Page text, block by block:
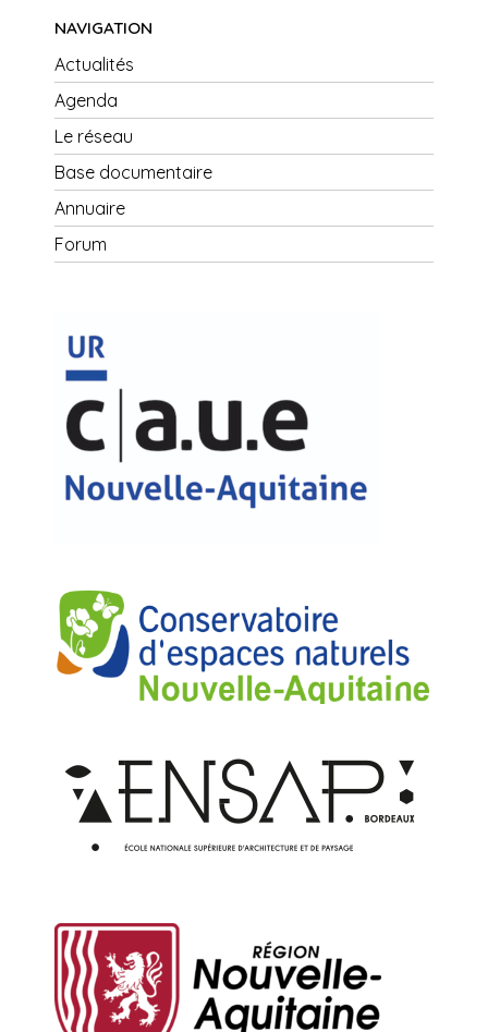
NAVIGATION
Actualités
Agenda
Le réseau
Base documentaire
Annuaire
Forum